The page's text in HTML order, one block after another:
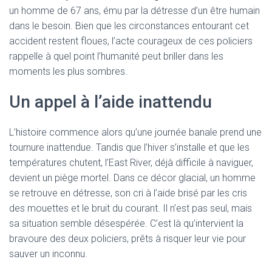
un homme de 67 ans, ému par la détresse d’un être humain
dans le besoin. Bien que les circonstances entourant cet
accident restent floues, l’acte courageux de ces policiers
rappelle à quel point l’humanité peut briller dans les
moments les plus sombres.
Un appel à l’aide inattendu
L’histoire commence alors qu’une journée banale prend une
tournure inattendue. Tandis que l’hiver s’installe et que les
températures chutent, l’East River, déjà difficile à naviguer,
devient un piège mortel. Dans ce décor glacial, un homme
se retrouve en détresse, son cri à l’aide brisé par les cris
des mouettes et le bruit du courant. Il n’est pas seul, mais
sa situation semble désespérée. C’est là qu’intervient la
bravoure des deux policiers, prêts à risquer leur vie pour
sauver un inconnu.